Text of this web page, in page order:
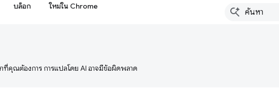
บล็อก ใหม่ใน Chrome
ที่คุณต้องการ การแปลโดย AI อาจมีข้อผิดพลาด